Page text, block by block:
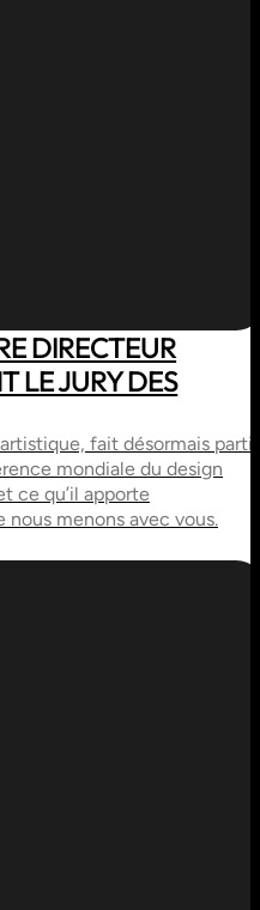
DIRECTEUR
LE JURY DES
fait désormais
mondiale du design
ce qu’il apporte
menons avec vous.